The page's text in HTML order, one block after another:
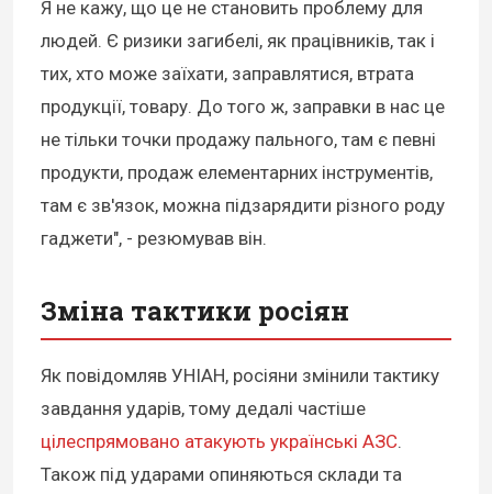
Я не кажу, що це не становить проблему для
людей. Є ризики загибелі, як працівників, так і
тих, хто може заїхати, заправлятися, втрата
продукції, товару. До того ж, заправки в нас це
не тільки точки продажу пального, там є певні
продукти, продаж елементарних інструментів,
там є зв'язок, можна підзарядити різного роду
гаджети", - резюмував він.
Зміна тактики росіян
Як повідомляв УНІАН, росіяни змінили тактику
завдання ударів, тому дедалі частіше
цілеспрямовано атакують українські АЗС.
Також під ударами опиняються склади та